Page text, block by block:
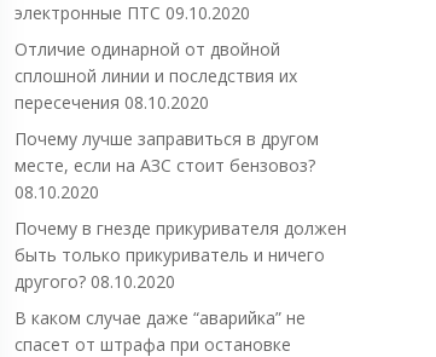
электронные ПТС 09.10.2020
Отличие одинарной от двойной
сплошной линии и последствия их
пересечения 08.10.2020
Почему лучше заправиться в другом
месте, если на АЗС стоит бензовоз?
08.10.2020
Почему в гнезде прикуривателя должен
быть только прикуриватель и ничего
другого? 08.10.2020
В каком случае даже “аварийка” не
спасет от штрафа при остановке